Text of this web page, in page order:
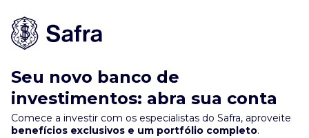
Seu novo banco de
investimentos: abra sua conta
Comece a investir com os especialistas do Safra, aproveite
benefícios exclusivos e um portfólio completo.